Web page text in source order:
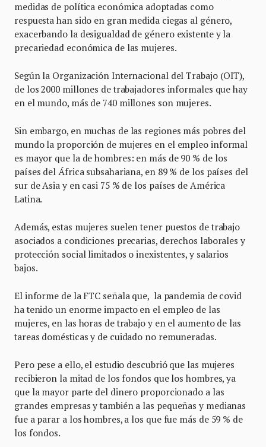
medidas de política económica adoptadas como
respuesta han sido en gran medida ciegas al género,
exacerbando la desigualdad de género existente y la
precariedad económica de las mujeres.
Según la Organización Internacional del Trabajo (OIT),
de los 2000 millones de trabajadores informales que hay
en el mundo, más de 740 millones son mujeres.
Sin embargo, en muchas de las regiones más pobres del
mundo la proporción de mujeres en el empleo informal
es mayor que la de hombres: en más de 90 % de los
países del África subsahariana, en 89 % de los países del
sur de Asia y en casi 75 % de los países de América
Latina.
Además, estas mujeres suelen tener puestos de trabajo
asociados a condiciones precarias, derechos laborales y
protección social limitados o inexistentes, y salarios
bajos.
El informe de la FTC señala que, la pandemia de covid
ha tenido un enorme impacto en el empleo de las
mujeres, en las horas de trabajo y en el aumento de las
tareas domésticas y de cuidado no remuneradas.
Pero pese a ello, el estudio descubrió que las mujeres
recibieron la mitad de los fondos que los hombres, ya
que la mayor parte del dinero proporcionado a las
grandes empresas y también a las pequeñas y medianas
fue a parar a los hombres, a los que fue más de 59 % de
los fondos.